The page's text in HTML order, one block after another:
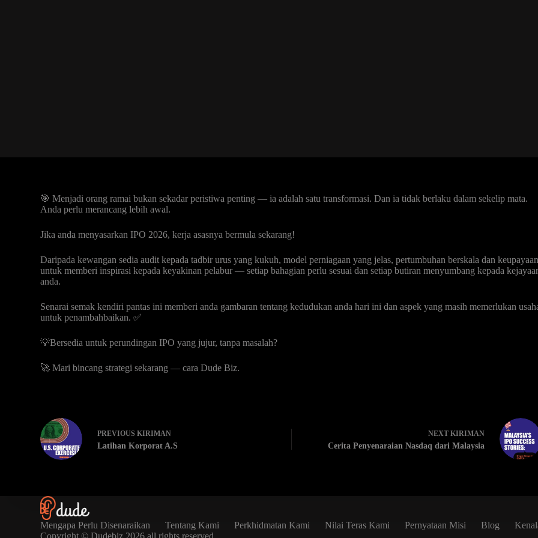
🎯 Menjadi orang ramai bukan sekadar peristiwa penting — ia adalah satu transformasi. Dan ia tidak berlaku dalam sekelip mata.
Anda perlu merancang lebih awal.
Jika anda menyasarkan IPO 2026, kerja asasnya bermula sekarang!
Daripada kewangan sedia audit kepada tadbir urus yang kukuh, model perniagaan yang jelas, pertumbuhan berskala dan
untuk memberi inspirasi kepada keyakinan pelabur — setiap bahagian perlu sesuai dan setiap butiran menyumbang kepada
anda.
Senarai semak kendiri pantas ini memberi anda gambaran tentang kedudukan anda hari ini dan aspek yang masih memerlukan
untuk penambahbaikan. ✅
💡Bersedia untuk perundingan IPO yang jujur, tanpa masalah?
🚀 Mari bincang strategi sekarang — cara Dude Biz.
PREVIOUSKIRIMAN
Latihan Korporat A.S
NEXT KIRIMAN
Cerita Penyenaraian Nasdaq dari Malaysia
Mengapa Perlu Disenaraikan Tentang Kami Perkhidmatan Kami Nilai Teras Kami Pernyataan Misi Blog
Copyright © Dudebiz 2026 all rights reserved.